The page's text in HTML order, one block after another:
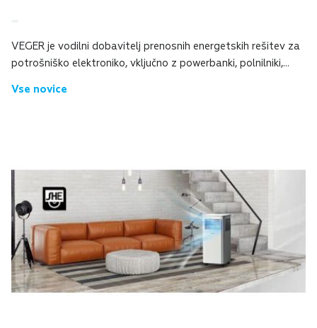
VEGER je vodilni dobavitelj prenosnih energetskih rešitev za
potrošniško elektroniko, vključno z powerbanki, polnilniki,
zanesljivih, cenovno...
Vse novice